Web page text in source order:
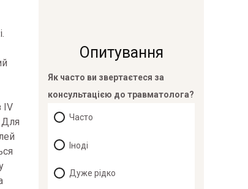
IV
Для
Опитування
Як часто ви звертаєтеся за
консультацією до травматолога?
Часто
Іноді
Дуже рідко